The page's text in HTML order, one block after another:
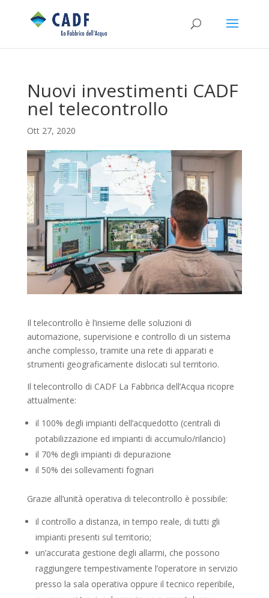
Nuovi investimenti CADF
nel telecontrollo
Ott 27, 2020
Il telecontrollo è l’insieme delle soluzioni di
automazione, supervisione e controllo di un sistema
anche complesso, tramite una rete di apparati e
strumenti geograficamente dislocati sul territorio.
Il telecontrollo di CADF La Fabbrica dell’Acqua ricopre
attualmente:
il 100% degli impianti dell’acquedotto (centrali di
potabilizzazione ed impianti di accumulo/rilancio)
il 70% degli impianti di depurazione
il 50% dei sollevamenti fognari
Grazie all’unità operativa di telecontrollo è possibile:
il controllo a distanza, in tempo reale, di tutti gli
impianti presenti sul territorio;
un’accurata gestione degli allarmi, che possono
raggiungere tempestivamente l’operatore in servizio
presso la sala operativa oppure il tecnico reperibile,